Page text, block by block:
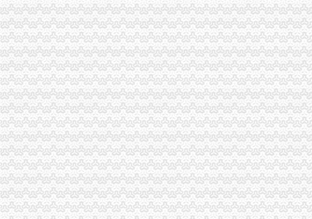
沙坪坝区工商分局怎么注册一般纳税人构建综合执法平台
铜梁县工商局怎么注册一般纳税人四项措施确保秋粮收购秩序稳定
九龙坡区工商分局“一会两站”一般纳税人认定标准为民排忧解难
璧山县工商局怎么注册一般纳税人认真做好国庆节期间安全稳定工作
大足县工商局支持发展“订单农业”一般纳税人公司条件大力扶持农村经济发展
梁平县工商局一般纳税人注册流程化食品安全整确保峰会稳定
忠县工商局一般纳税人注册流程聘请约工商员
开县工商局一般纳税人怎么交税五措并举帮助占地移民实现再就业
市一般纳税人认定标准局机关召开保密示教育学习会
铜梁县工商局一般纳税人公司注册索建立新型目标考核机制
市一般纳税人怎么交税工商局机关青年志愿者服务队成立
重庆市一般纳税人公司注册工商局被列为国家电子政务信息安全试点单位
全市怎么注册一般纳税人工商系统第四期青干班开学
武隆县工商局一般纳税人怎么交税开展户外广告专项整
丰都县消委会成功处理一起摩托车质量投诉案